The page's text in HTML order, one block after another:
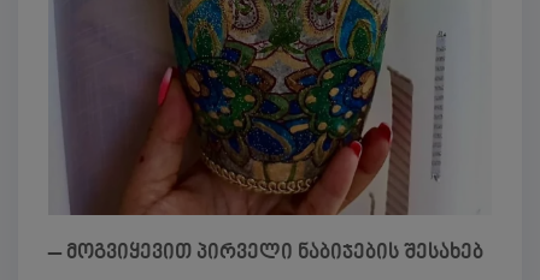
– მოგვიყევით პირველი ნაბიჯების შესახებ